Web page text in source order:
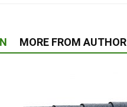
MORE FROM AUTHOR